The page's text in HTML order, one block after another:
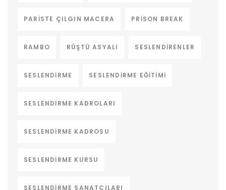
PARISTE ÇILGIN MACERA PRISON BREAK
RAMBO RÜŞTÜ ASYALI SESLENDIRENLER
SESLENDIRME SESLENDIRME EĞITIMI
SESLENDIRME KADROLARI
SESLENDIRME KADROSU
SESLENDIRME KURSU
SESLENDIRME SANATÇILARI